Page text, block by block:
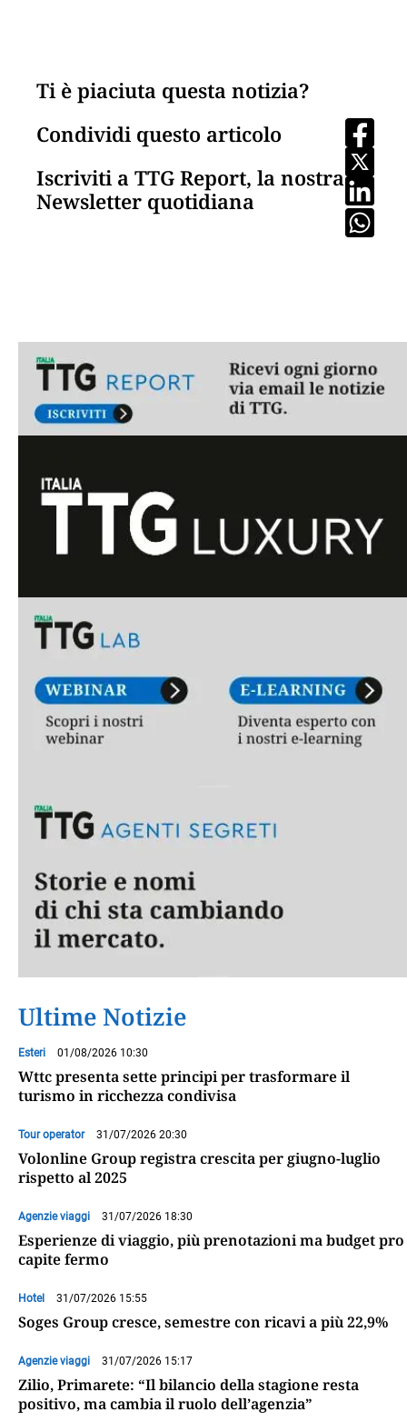
Ti è piaciuta questa notizia?
Condividi questo articolo
Iscriviti a TTG Report, la nostra
Newsletter quotidiana
Ultime Notizie
Esteri 01/08/2026 10:30
Wttc presenta sette principi per trasformare il
turismo in ricchezza condivisa
Tour operator 31/07/2026 20:30
Volonline Group registra crescita per giugno-luglio
rispetto al 2025
Agenzie viaggi 31/07/2026 18:30
Esperienze di viaggio, più prenotazioni ma budget pro
capite fermo
Hotel 31/07/2026 15:55
Soges Group cresce, semestre con ricavi a più 22,9%
Agenzie viaggi 31/07/2026 15:17
Zilio, Primarete: “Il bilancio della stagione resta
positivo, ma cambia il ruolo dell’agenzia”